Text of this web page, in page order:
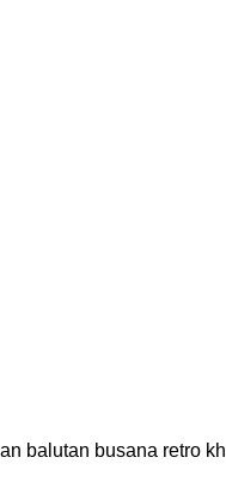
balutan busana retro